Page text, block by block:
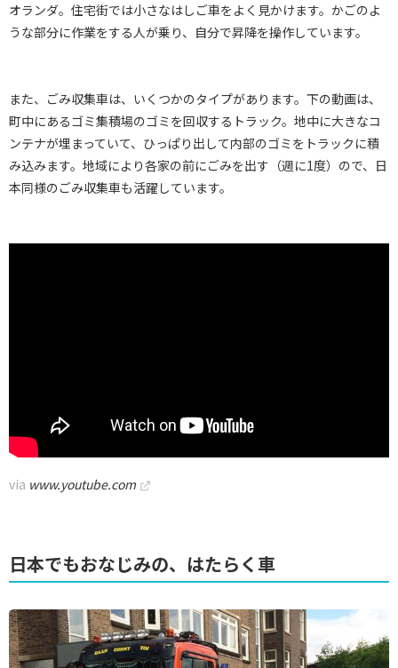
オランダ。住宅街では小さなはしご車をよく見かけます。かごのよ
うな部分に作業をする人が乗り、自分で昇降を操作しています。
また、ごみ収集車は、いくつかのタイプがあります。下の動画は、
町中にあるゴミ集積場のゴミを回収するトラック。地中に大きなコ
ンテナが埋まっていて、ひっぱり出して内部のゴミをトラックに積
み込みます。地域により各家の前にごみを出す（週に1度）ので、日
本同様のごみ収集車も活躍しています。
via www.youtube.com
日本でもおなじみの、はたらく車